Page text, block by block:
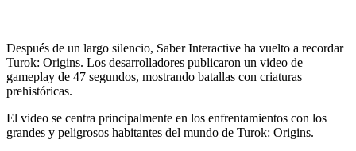
Después de un largo silencio, Saber Interactive ha vuelto a recordar
Turok: Origins. Los desarrolladores publicaron un video de
gameplay de 47 segundos, mostrando batallas con criaturas
prehistóricas.
El video se centra principalmente en los enfrentamientos con los
grandes y peligrosos habitantes del mundo de Turok: Origins.